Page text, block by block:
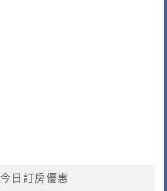
今日訂房優惠